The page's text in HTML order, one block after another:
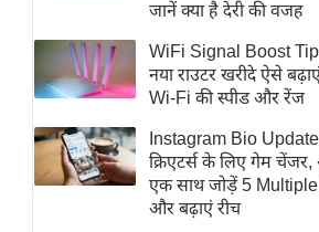
विश्लेषण
समसामयिक
मातृभूमि
स्तंभ
एम.
आर.
जानें क्या है देरी की वजह
WiFi Signal Boost
नया राउटर खरीदे ऐसे
Wi-Fi की स्पीड और रेंज
Instagram Bio
क्रिएटर्स के लिए गेम
एक साथ जोड़ें 5
और बढ़ाएं रीच